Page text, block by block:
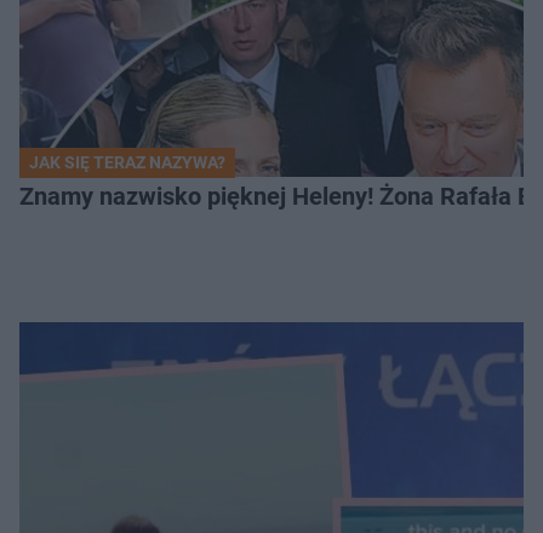
JAK SIĘ TERAZ NAZYWA?
Znamy nazwisko pięknej Heleny! Żona Rafała